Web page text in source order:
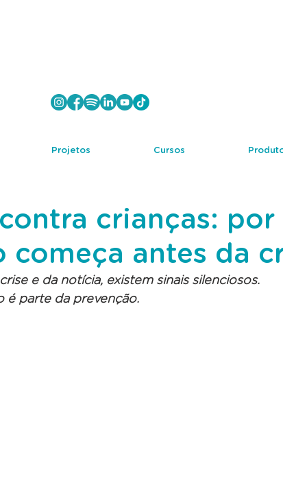
Projetos Cursos
crianças: por
começa antes da
e da notícia, existem sinais silenciosos.
é parte da prevenção.